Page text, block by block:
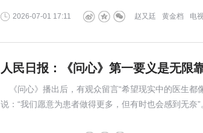
2026-07-01 17:11 电
黄金档
赵又廷
人民日报：《问心》第一要义是无限
《问心》播出后，有观众留言“希望现实中的医生都
说：“我们愿意为患者做得更多，但有时也会感到无奈”